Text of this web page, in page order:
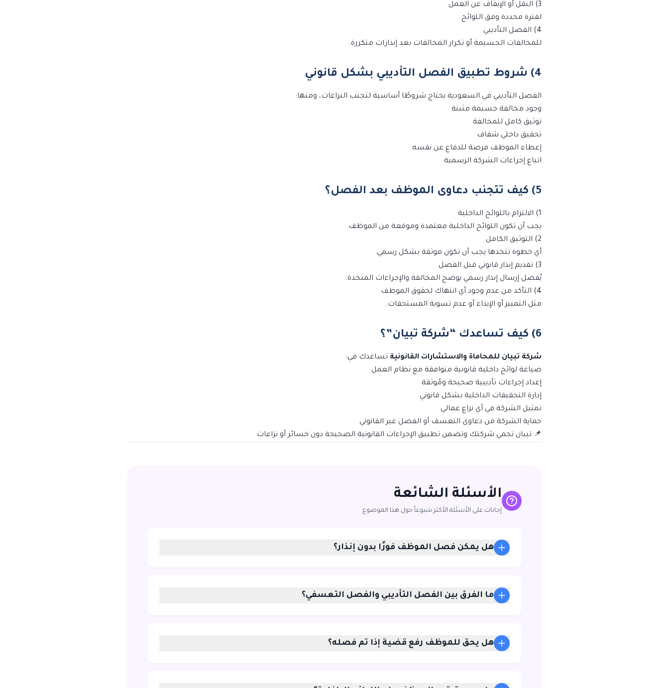
3) النقل أو الإيقاف عن العمل
لفترة محددة وفق اللوائح.
4) الفصل التأديبي
للمخالفات الجسيمة أو تكرار المخالفات بعد إنذارات متكررة.
4) شروط تطبيق الفصل التأديبي بشكل قانوني
الفصل التأديبي في السعودية يحتاج شروطًا أساسية لتجنب النزاعات، ومنها:
وجود مخالفة جسيمة مثبتة
توثيق كامل للمخالفة
تحقيق داخلي شفاف
إعطاء الموظف فرصة للدفاع عن نفسه
اتباع إجراءات الشركة الرسمية
5) كيف تتجنب دعاوى الموظف بعد الفصل؟
1) الالتزام باللوائح الداخلية
يجب أن تكون اللوائح الداخلية معتمدة وموقعة من الموظف.
2) التوثيق الكامل
أي خطوة تتخذها يجب أن تكون موثقة بشكل رسمي.
3) تقديم إنذار قانوني قبل الفصل
يُفضل إرسال إنذار رسمي يوضح المخالفة والإجراءات المتخذة.
4) التأكد من عدم وجود أي انتهاك لحقوق الموظف
مثل التمييز أو الإيذاء أو عدم تسوية المستحقات.
6) كيف تساعدك “شركة تبيان”؟
شركة تبيان للمحاماة والاستشارات القانونية تساعدك في:
صياغة لوائح داخلية قانونية متوافقة مع نظام العمل
إعداد إجراءات تأديبية صحيحة ومُوثقة
إدارة التحقيقات الداخلية بشكل قانوني
تمثيل الشركة في أي نزاع عمالي
حماية الشركة من دعاوى التعسف أو الفصل غير القانوني
📌 تبيان تحمي شركتك وتضمن تطبيق الإجراءات القانونية الصحيحة دون خسائر أو نزاعات.
الأسئلة الشائعة
إجابات على الأسئلة الأكثر شيوعاً حول هذا الموضوع
هل يمكن فصل الموظف فورًا بدون إنذار؟
ما الفرق بين الفصل التأديبي والفصل التعسفي؟
هل يحق للموظف رفع قضية إذا تم فصله؟